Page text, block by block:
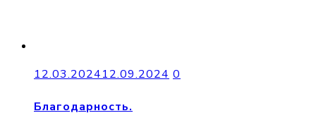
12.03.202412.09.2024 0
Благодарность.